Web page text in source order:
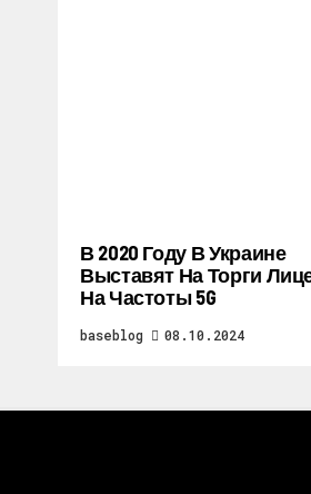
В 2020 Году В Украине
Выставят На Торги
На Частоты 5G
baseblog 08.10.2024